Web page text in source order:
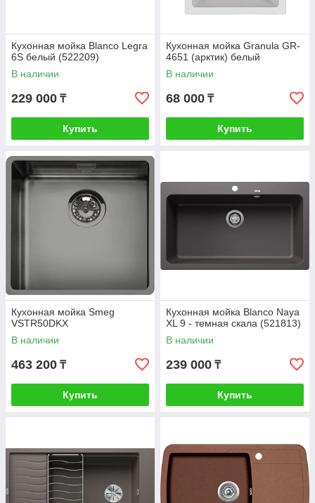
Кухонная мойка Blanco Legra
6S белый (522209)
В наличии
229 000 ₸
Купить
Кухонная мойка Granula GR-
4651 (арктик) белый
В наличии
68 000 ₸
Купить
Кухонная мойка Smeg
VSTR50DKX
В наличии
463 200 ₸
Купить
Кухонная мойка Blanco Naya
XL 9 - темная скала (521813)
В наличии
239 000 ₸
Купить